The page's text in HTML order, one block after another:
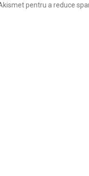
pentru a reduce